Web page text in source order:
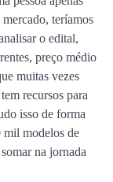
teríamos
o edital,
preço médio
muitas vezes
recursos para
isso de forma
mil modelos de
na jornada